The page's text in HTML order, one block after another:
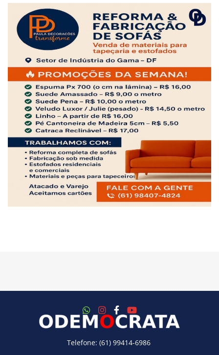
Telefone: (61) 99414-6986